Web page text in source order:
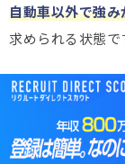
自動車以外で強
求められる状態で
トヨタの社